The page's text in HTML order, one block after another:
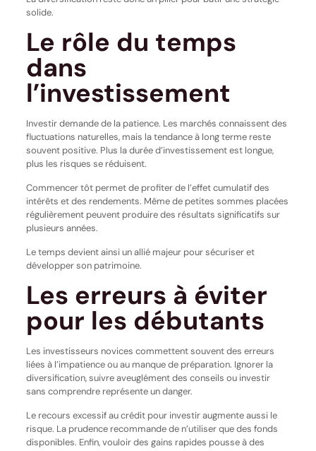
solide.
Le rôle du temps
dans
l’investissement
Investir demande de la patience. Les marchés connaissent des
fluctuations naturelles, mais la tendance à long terme reste
souvent positive. Plus la durée d’investissement est longue,
plus les risques se réduisent.
Commencer tôt permet de profiter de l’effet cumulatif des
intérêts et des rendements. Même de petites sommes placées
régulièrement peuvent produire des résultats significatifs sur
plusieurs années.
Le temps devient ainsi un allié majeur pour sécuriser et
développer son patrimoine.
Les erreurs à éviter
pour les débutants
Les investisseurs novices commettent souvent des erreurs
liées à l’impatience ou au manque de préparation. Ignorer la
diversification, suivre aveuglément des conseils ou investir
sans comprendre représente un danger.
Le recours excessif au crédit pour investir augmente aussi le
risque. La prudence recommande de n’utiliser que des fonds
disponibles. Enfin, vouloir des gains rapides pousse à des